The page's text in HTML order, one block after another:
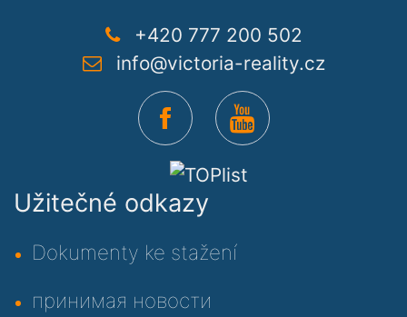
+420 777 200 502
info@victoria-reality.cz
Užitečné odkazy
Dokumenty ke stažení
принимая новости